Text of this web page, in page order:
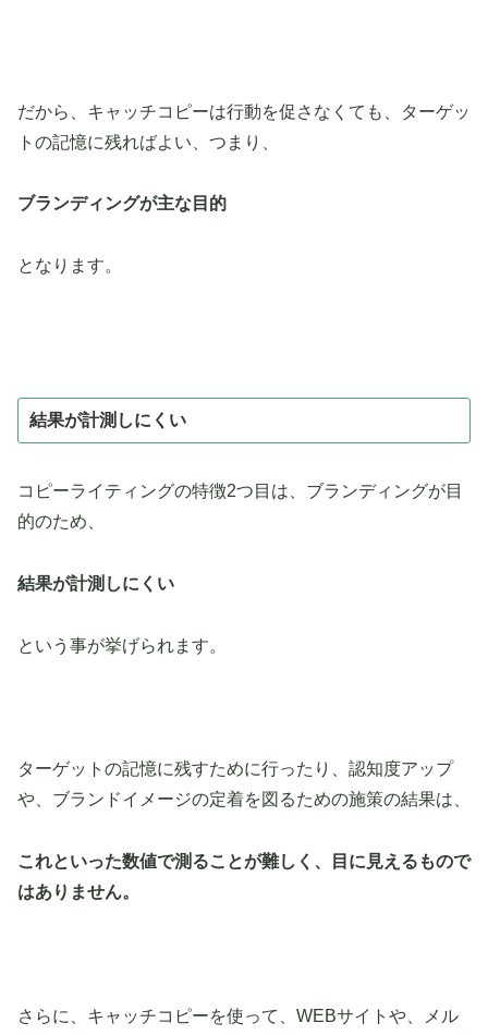
だから、キャッチコピーは行動を促さなくても、ターゲッ
トの記憶に残ればよい、つまり、
ブランディングが主な目的
となります。
結果が計測しにくい
コピーライティングの特徴2つ目は、ブランディングが目
的のため、
結果が計測しにくい
という事が挙げられます。
ターゲットの記憶に残すために行ったり、認知度アップ
や、ブランドイメージの定着を図るための施策の結果は、
これといった数値で測ることが難しく、目に見えるもので
はありません。
さらに、キャッチコピーを使って、WEBサイトや、メル